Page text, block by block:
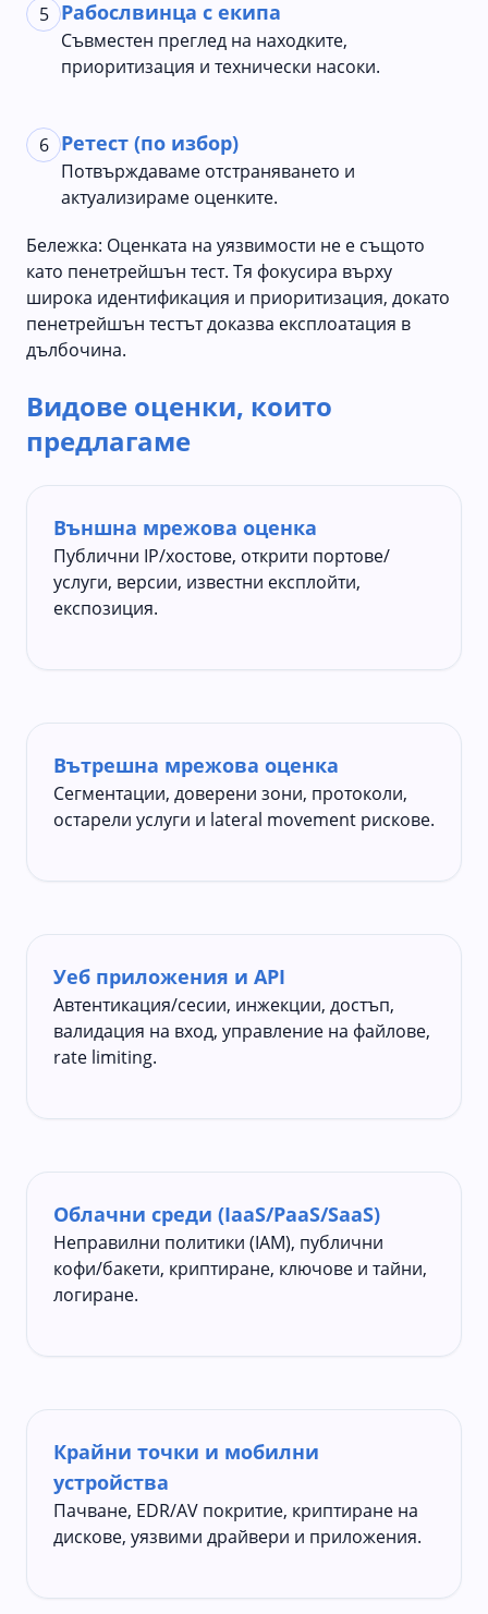
5 Рабослвинца с екипа
Съвместен преглед на находките,
приоритизация и технически насоки.
6 Ретест (по избор)
Потвърждаваме отстраняването и
актуализираме оценките.
Бележка: Оценката на уязвимости не е същото
като пенетрейшън тест. Тя фокусира върху
широка идентификация и приоритизация, докато
пенетрейшън тестът доказва експлоатация в
дълбочина.
Видове оценки, които
предлагаме
Външна мрежова оценка
Публични IP/хостове, открити портове/
услуги, версии, известни експлойти,
експозиция.
Вътрешна мрежова оценка
Сегментации, доверени зони, протоколи,
остарели услуги и lateral movement рискове.
Уеб приложения и API
Автентикация/сесии, инжекции, достъп,
валидация на вход, управление на файлове,
rate limiting.
Облачни среди (IaaS/PaaS/SaaS)
Неправилни политики (IAM), публични
кофи/бакети, криптиране, ключове и тайни,
логиране.
Крайни точки и мобилни
устройства
Пачване, EDR/AV покритие, криптиране на
дискове, уязвими драйвери и приложения.